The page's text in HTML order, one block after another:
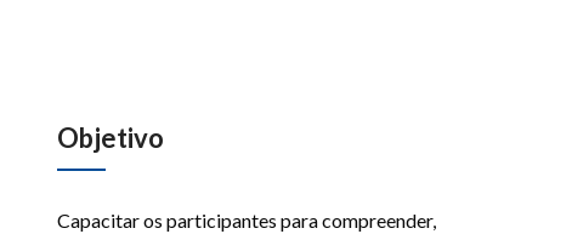
Objetivo
Capacitar os participantes para compreender,